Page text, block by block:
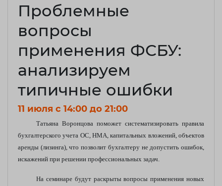
Проблемные
вопросы
применения ФСБУ:
анализируем
типичные ошибки
11 июля c 14:00 до 21:00
Татьяна Воронцова поможет систематизировать правила
бухгалтерского учета ОС, НМА, капитальных вложений, объектов
аренды (лизинга), что позволит бухгалтеру не допустить ошибок,
искажений при решении профессиональных задач.
На семинаре будут раскрыты вопросы применения новых